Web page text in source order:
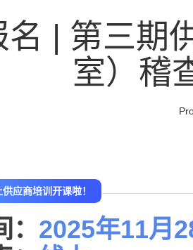
名 | 第三期
室）稽
应商培训开课啦！
2025年11月